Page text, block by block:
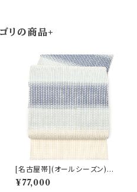
リの商品+
[名古屋帯](オールシーズン)米
沢 近賢織物 謹製 蜃気楼 オー
ロラ 八寸帯 絹×和紙 日本製(商
¥77,000